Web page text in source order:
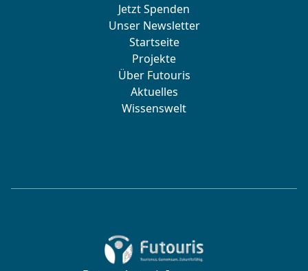
Jetzt Spenden
Unser Newsletter
Startseite
Projekte
Über Futouris
Aktuelles
Wissenswelt
Zur Startseite von Futouris e.V.